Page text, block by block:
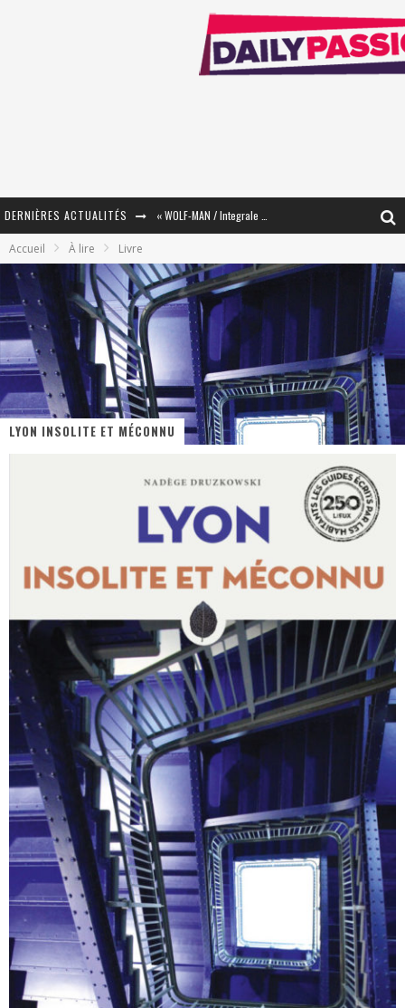
DERNIÈRES ACTUALITÉS
« Le Béton et le Bambou / Propositions pour Mayotte et le Monde. » - Améliorations !
PsyRiver 2026 : la magie revient sur les rives de l’Aar
Assassin's Creed Black Flag Resynced
« Le Vent dand les Saules » - Une Belle Histoire !
« Damn Them All » - Un duo de Choc !
Accueil À lire Livre
LYON INSOLITE ET MÉCONNU